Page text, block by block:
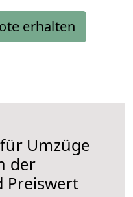
erhalten
Umzüge
der
Preiswert